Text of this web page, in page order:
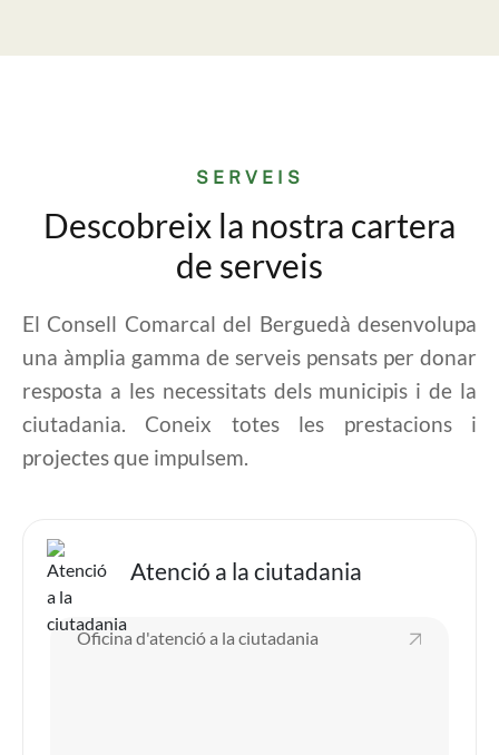
SERVEIS
Descobreix la nostra cartera
de serveis
El Consell Comarcal del Berguedà desenvolupa
una àmplia gamma de serveis pensats per donar
resposta a les necessitats dels municipis i de la
ciutadania. Coneix totes les prestacions i
projectes que impulsem.
Atenció a la ciutadania
Imatge
Oficina d'atenció a la ciutadania